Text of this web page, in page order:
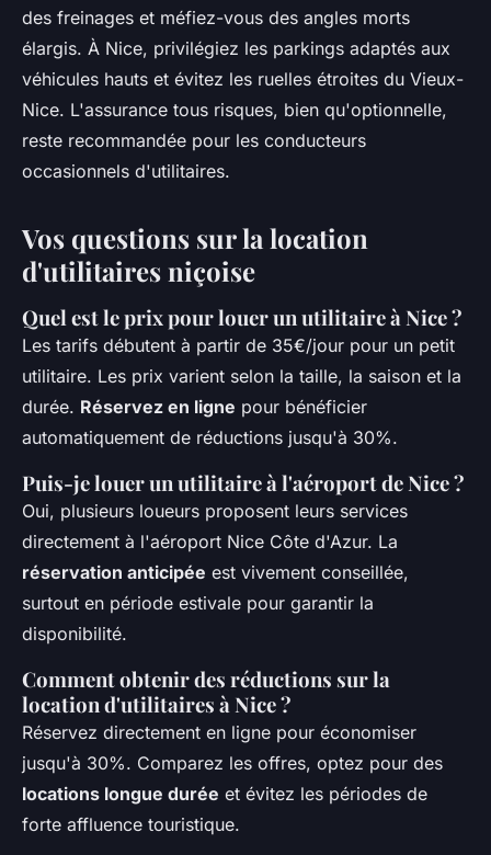
des freinages et méfiez-vous des angles morts
élargis. À Nice, privilégiez les parkings adaptés aux
véhicules hauts et évitez les ruelles étroites du Vieux-
Nice. L'assurance tous risques, bien qu'optionnelle,
reste recommandée pour les conducteurs
occasionnels d'utilitaires.
Vos questions sur la location
d'utilitaires niçoise
Quel est le prix pour louer un utilitaire à Nice ?
Les tarifs débutent à partir de 35€/jour pour un petit
utilitaire. Les prix varient selon la taille, la saison et la
durée. Réservez en ligne pour bénéficier
automatiquement de réductions jusqu'à 30%.
Puis-je louer un utilitaire à l'aéroport de Nice ?
Oui, plusieurs loueurs proposent leurs services
directement à l'aéroport Nice Côte d'Azur. La
réservation anticipée est vivement conseillée,
surtout en période estivale pour garantir la
disponibilité.
Comment obtenir des réductions sur la
location d'utilitaires à Nice ?
Réservez directement en ligne pour économiser
jusqu'à 30%. Comparez les offres, optez pour des
locations longue durée et évitez les périodes de
forte affluence touristique.